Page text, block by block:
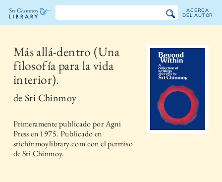
Biblioteca
Sri
Chinmoy
ACERCA
DEL AUTOR
Más allá-dentro (Una
filosofía para la vida
interior).
deSri Chinmoy
Primeramente publicado porAgni
Pressen1975. Publicado en
srichinmoylibrary.com con el permiso
de Sri Chinmoy.